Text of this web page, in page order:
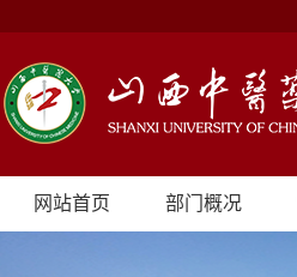
网站首页 部门概况